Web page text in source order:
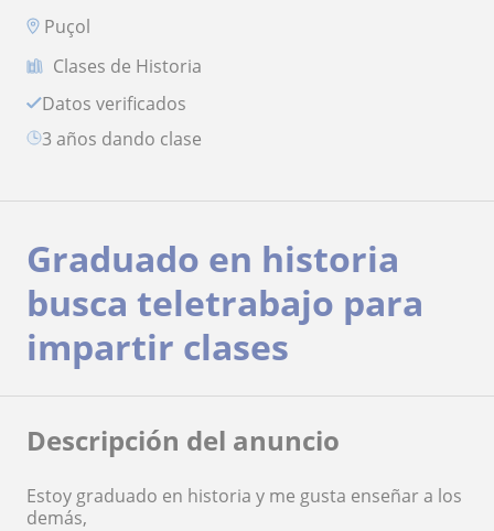
Puçol
Clases de Historia
Datos verificados
3 años dando clase
Graduado en historia
busca teletrabajo para
impartir clases
Descripción del anuncio
Estoy graduado en historia y me gusta enseñar a los
demás,